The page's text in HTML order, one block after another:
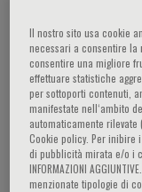
Michele
A.O. Papa
USC
Cuore” Bergamo,
Il nostro sito usa cookie
necessari a consentire la
consentire una migliore
effettuare statistiche
per sottoporti contenuti,
manifestate nell‘ambito
automaticamente
Cookie policy. Per inibire
di pubblicità mirata e/o i
INFORMAZIONI
menzionate tipologie di